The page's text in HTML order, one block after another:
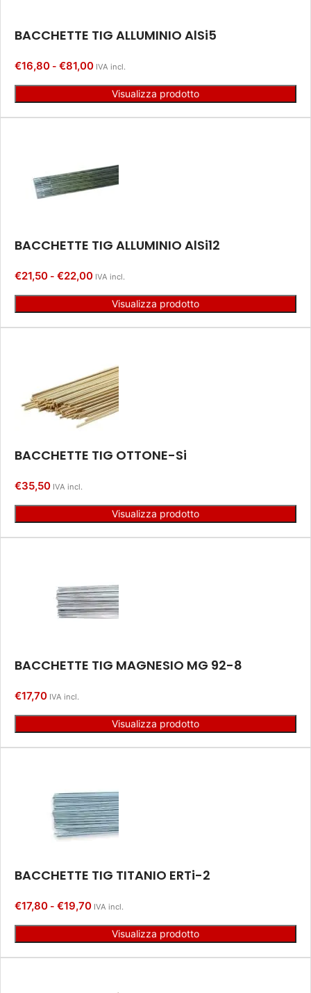
BACCHETTE TIG ALLUMINIO AlSi5
€16,80 - €81,00 IVA incl.
Visualizza prodotto
BACCHETTE TIG ALLUMINIO AlSi12
€21,50 - €22,00 IVA incl.
Visualizza prodotto
BACCHETTE TIG OTTONE-Si
€35,50 IVA incl.
Visualizza prodotto
BACCHETTE TIG MAGNESIO MG 92-8
€17,70 IVA incl.
Visualizza prodotto
BACCHETTE TIG TITANIO ERTi-2
€17,80 - €19,70 IVA incl.
Visualizza prodotto